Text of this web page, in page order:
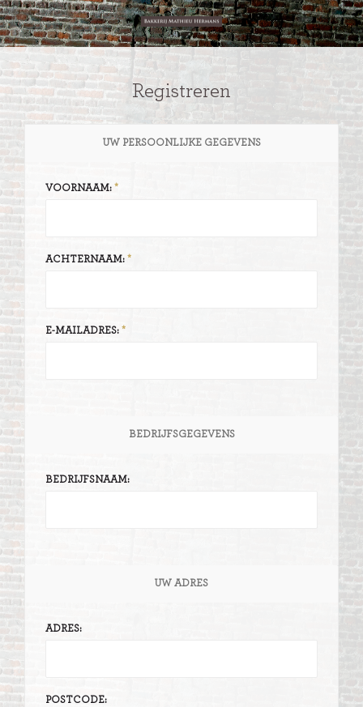
Registreren
UW PERSOONLIJKE GEGEVENS
VOORNAAM:
ACHTERNAAM:
E-MAILADRES:
BEDRIJFSGEGEVENS
BEDRIJFSNAAM:
UW ADRES
ADRES:
POSTCODE: